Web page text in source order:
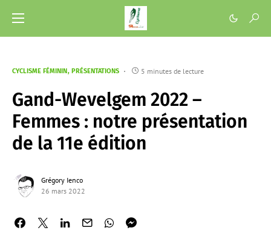
CYCLISME FÉMININ PRÉSENTATIONS 5 minutes de lecture
Gand-Wevelgem 2022 –
Femmes : notre présentation
de la 11e édition
Grégory Ienco
26 mars 2022